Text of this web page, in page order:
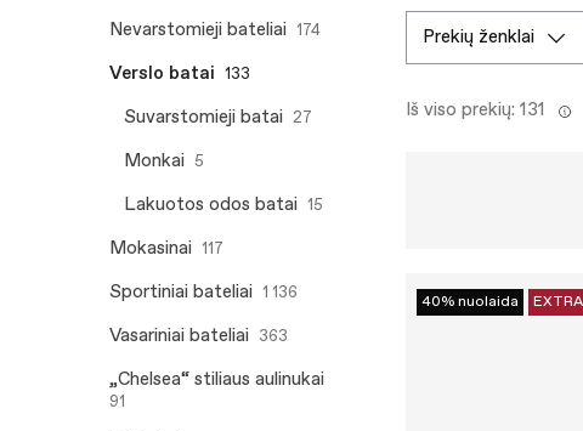
Nevarstomieji bateliai 174
Verslo batai 133
Suvarstomieji batai 27
Monkai 5
Lakuotos odos batai 15
Mokasinai 117
Sportiniai bateliai 1 136
Vasariniai bateliai 363
„Chelsea“ stiliaus aulinukai
91
prekių ženklai
Iš viso prekių: 131
40% nuolaida